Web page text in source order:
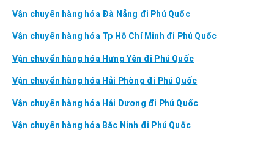
Vận chuyển hàng hóa Đà Nẵng đi Phú Quốc
Vận chuyển hàng hóa Tp Hồ Chí Minh đi Phú Quốc
Vận chuyển hàng hóa Hưng Yên đi Phú Quốc
Vận chuyển hàng hóa Hải Phòng đi Phú Quốc
Vận chuyển hàng hóa Hải Dương đi Phú Quốc
Vận chuyển hàng hóa Bắc Ninh đi Phú Quốc